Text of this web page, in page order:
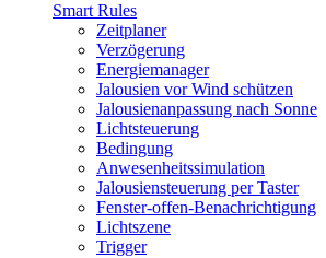
Smart Rules
Zeitplaner
Verzögerung
Energiemanager
Jalousien vor Wind schützen
Jalousienanpassung nach Sonne
Lichtsteuerung
Bedingung
Anwesenheitssimulation
Jalousiensteuerung per Taster
Fenster-offen-Benachrichtigung
Lichtszene
Trigger